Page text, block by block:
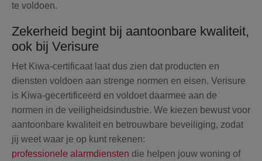
te voldoen.
Zekerheid begint bij aantoonbare kwaliteit,
ook bij Verisure
Het Kiwa-certificaat laat dus zien dat producten en
diensten voldoen aan strenge normen en eisen. Verisure
is Kiwa-gecertificeerd en voldoet daarmee aan de
normen in de veiligheidsindustrie. We kiezen bewust voor
aantoonbare kwaliteit en betrouwbare beveiliging, zodat
jij weet waar je op kunt rekenen:
professionele alarmdiensten die helpen jouw woning of